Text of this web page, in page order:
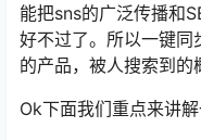
能把sns的广泛传播和
好不过了。所以一键同
的产品，被人搜索到的
Ok下面我们重点来讲